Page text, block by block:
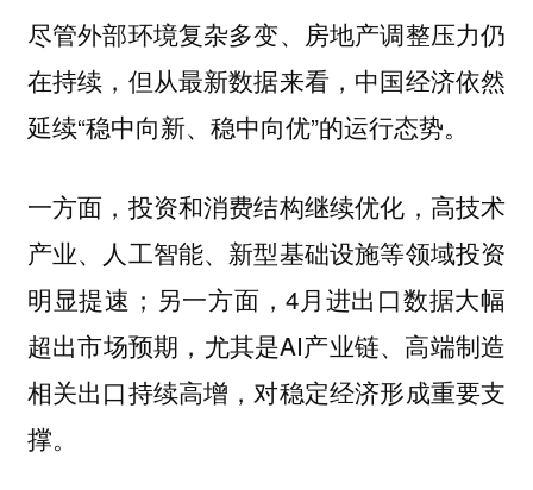
尽管外部环境复杂多变、房地产调整压力仍
在持续，但从最新数据来看，中国经济依然
延续“稳中向新、稳中向优”的运行态势。
一方面，投资和消费结构继续优化，高技术
产业、人工智能、新型基础设施等领域投资
明显提速；另一方面，4月进出口数据大幅
超出市场预期，尤其是AI产业链、高端制造
相关出口持续高增，对稳定经济形成重要支
撑。